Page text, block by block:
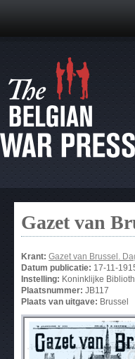
Gazet van
Krant: Gazet van Brussel.
Datum publicatie: 17-11-
Instelling: Koninklijke
Plaatsnummer: JB117
Plaats van uitgave: Brussel